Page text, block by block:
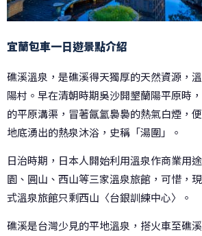
宜蘭包車一日遊景點介紹
礁溪溫泉，是礁溪得天獨厚的天然資源，
陽村。早在清朝時期吳沙開墾蘭陽平原時
的平原溝渠，冒著氤氳裊裊的熱氣白煙，
地底湧出的熱泉沐浴，史稱「湯圍」。
日治時期，日本人開始利用溫泉作商業用
園、圓山、西山等三家溫泉旅館，可惜，
式溫泉旅館只剩西山〈台銀訓練中心〉。
礁溪是台灣少見的平地溫泉，搭火車至礁